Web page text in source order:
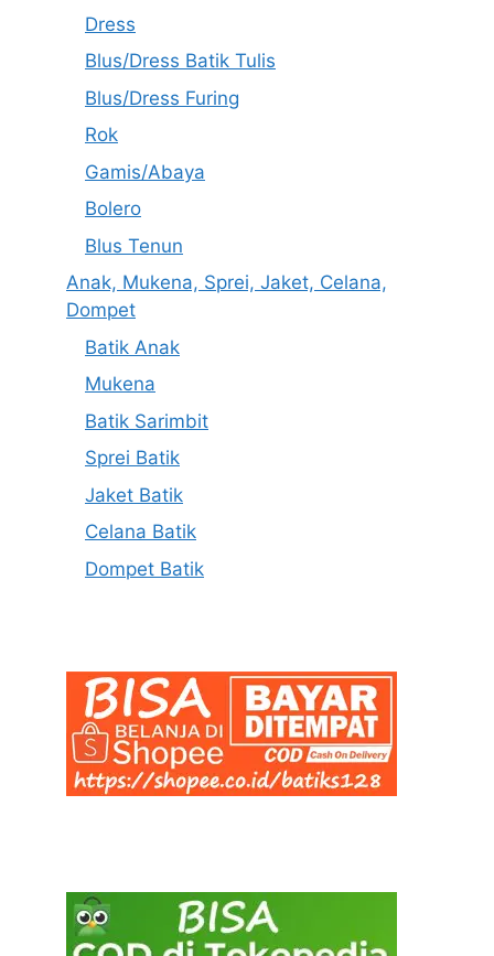
Dress
Blus/Dress Batik Tulis
Blus/Dress Furing
Rok
Gamis/Abaya
Bolero
Blus Tenun
Anak, Mukena, Sprei, Jaket, Celana,
Dompet
Batik Anak
Mukena
Batik Sarimbit
Sprei Batik
Jaket Batik
Celana Batik
Dompet Batik